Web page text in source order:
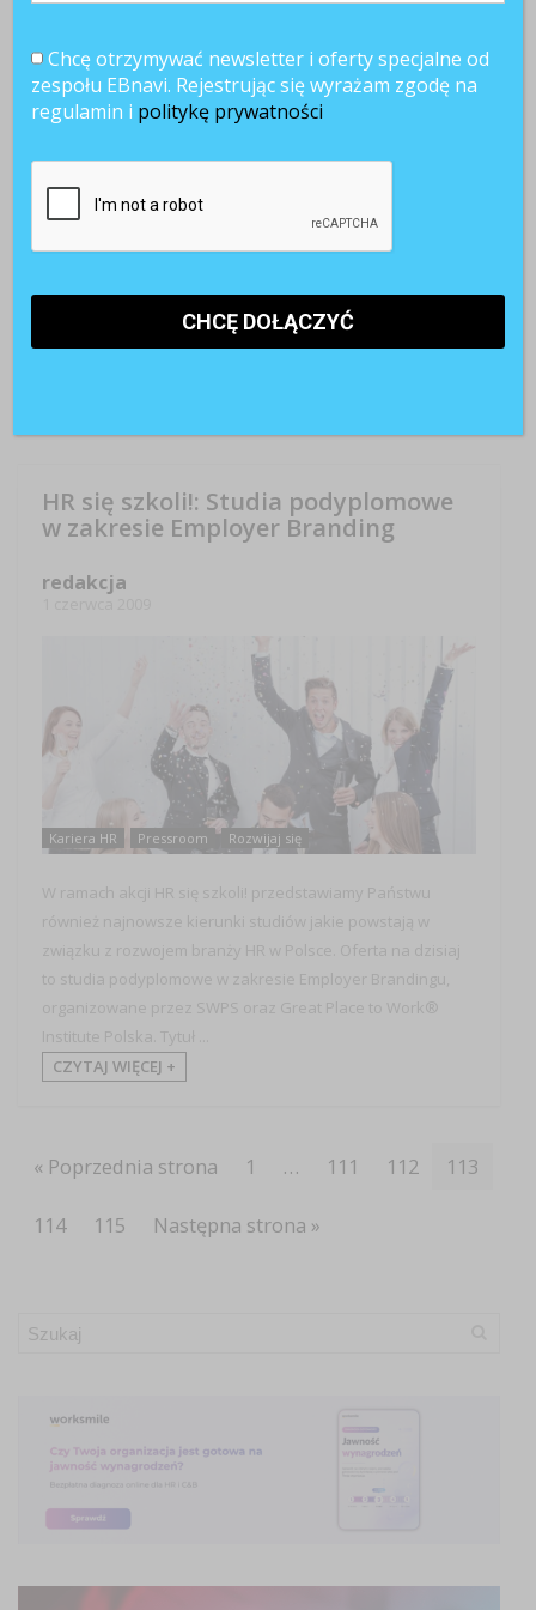
Pressroom
Rekrutacja Rozwijaj się Wydarzenia
26 maja w Wyższej Szkole Handlu i Finansów
snobów?”. Wydarzenie miało na celu dyskusję nad
kondycją i przydatnością studiów menadżerskich w Polsce,
HR się szkoli!: Studia podyplomowe
w zakresie Employer Branding
redakcja
Kariera HR Pressroom Rozwijaj się
W ramach akcji HR się szkoli! przedstawiamy Państwu
również najnowsze kierunki studiów jakie powstają w
związku z rozwojem branży HR w Polsce. Oferta na dzisiaj
to studia podyplomowe w zakresie Employer Brandingu,
organizowane przez SWPS oraz Great Place to Work®
Institute Polska. Tytuł ...
CZYTAJ WIĘCEJ +
« Poprzednia strona 1 … 111 112 113
114 115 Następna strona »
Chcę otrzymywać newsletter i oferty specjalne od
zespołu EBnavi. Rejestrując się wyrażam zgodę na
regulamin i politykę prywatności